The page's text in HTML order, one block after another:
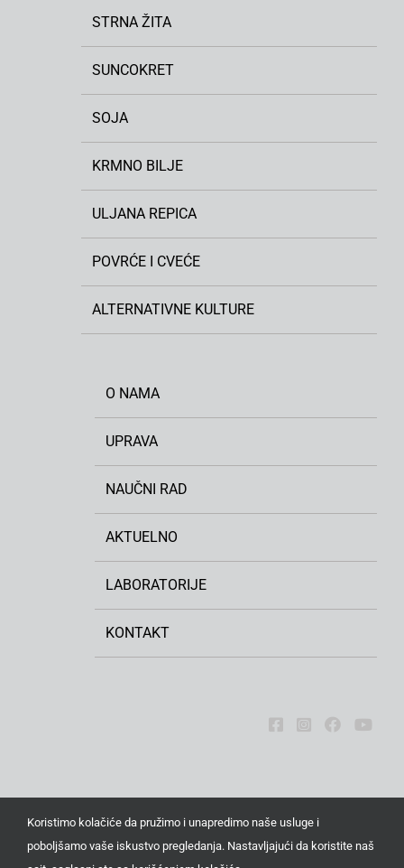
STRNA ŽITA
SUNCOKRET
SOJA
KRMNO BILJE
ULJANA REPICA
POVRĆE I CVEĆE
ALTERNATIVNE KULTURE
O NAMA
UPRAVA
NAUČNI RAD
AKTUELNO
LABORATORIJE
KONTAKT
Sva prava zadržana © 2026. Institut za ratarstvo i
Koristimo kolačiće da pružimo i unapredimo naše usluge i
poboljšamo vaše iskustvo pregledanja. Nastavljajući da koristite naš